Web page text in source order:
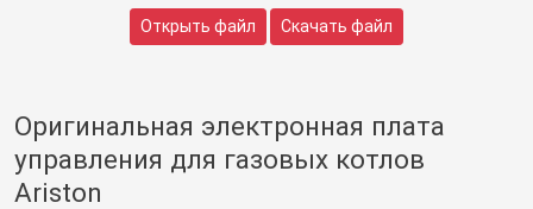
Открыть файл Скачать файл
Оригинальная электронная плата
управления для газовых котлов
Ariston